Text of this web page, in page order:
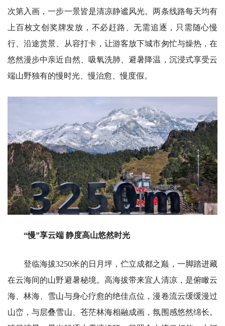
次第入画，一步一景皆是清凉静谧风光。两条线路每天均有
上百枚文创奖牌发放，不必赶路、无需追逐，只需随心慢
行、沿途赏景、从容打卡，让游客放下城市匆忙与燥热，在
悠然漫步中亲近自然、吸氧洗肺、避暑降温，沉浸式享受云
端山野独有的慢时光、慢治愈、慢度假。
“慢”享云端 静度高山悠然时光
登临海拔3250米的日月坪，伫立成都之巅，一脚踏进藏
在云海间的山野避暑秘境。高海拔带来宜人清凉，是俯瞰云
海、林海、雪山与身心疗愈的绝佳点位，漫卷流云缓缓漫过
山峦，与层叠雪山、苍茫林海相融成画，氛围感悠然绵长。